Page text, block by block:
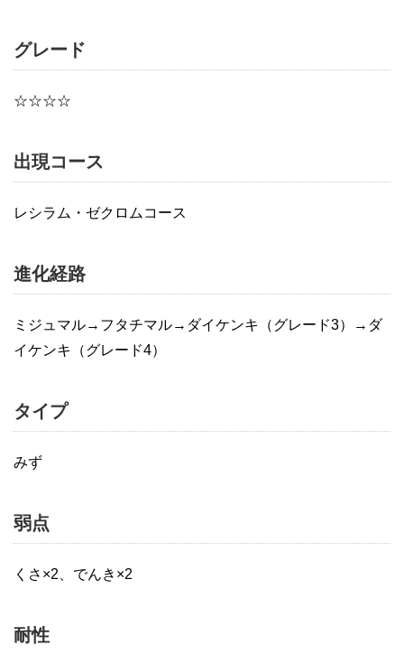
グレード
☆☆☆☆
出現コース
レシラム・ゼクロムコース
進化経路
ミジュマル→フタチマル→ダイケンキ（グレード3）→ダ
イケンキ（グレード4）
タイプ
みず
弱点
くさ×2、でんき×2
耐性